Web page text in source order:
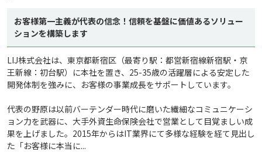
お客様第一主義が代表の信念！信頼を基盤に価値あるソリュー
ションを構築します
LIJ株式会社は、東京都新宿区（最寄り駅：都営新宿線新宿駅・京
王新線：初台駅）に本社を置き、25-35歳の活躍層による安定した
開発体制を強みに、お客様の事業成長をサポートしています。
代表の野原は以前バーテンダー時代に磨いた繊細なコミュニケーシ
ョン力を武器に、大手外資生命保険会社で営業として目覚ましい成
果を上げました。2015年からはIT業界にて多様な経験を経て見出し
た「お客様に本当に...